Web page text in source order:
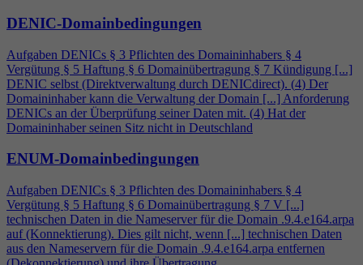
DENIC-Domainbedingungen
Aufgaben DENICs § 3 Pflichten des Domaininhabers § 4
Vergütung § 5 Haftung § 6 Domainübertragung § 7 Kündigung [...]
DENIC selbst (Direktverwaltung durch DENICdirect). (4) Der
Domaininhaber kann die Verwaltung der Domain [...] Anforderung
DENICs an der Überprüfung seiner Daten mit. (4) Hat der
Domaininhaber seinen Sitz nicht in Deutschland
ENUM-Domainbedingungen
Aufgaben DENICs § 3 Pflichten des Domaininhabers § 4
Vergütung § 5 Haftung § 6 Domainübertragung § 7 V [...]
technischen Daten in die Nameserver für die Domain .9.4.e164.arpa
auf (Konnektierung). Dies gilt nicht, wenn [...] technischen Daten
aus den Nameservern für die Domain .9.4.e164.arpa entfernen